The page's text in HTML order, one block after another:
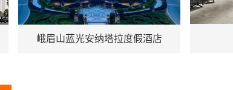
地址：峨眉山
峨眉山蓝光安纳塔拉度假酒店